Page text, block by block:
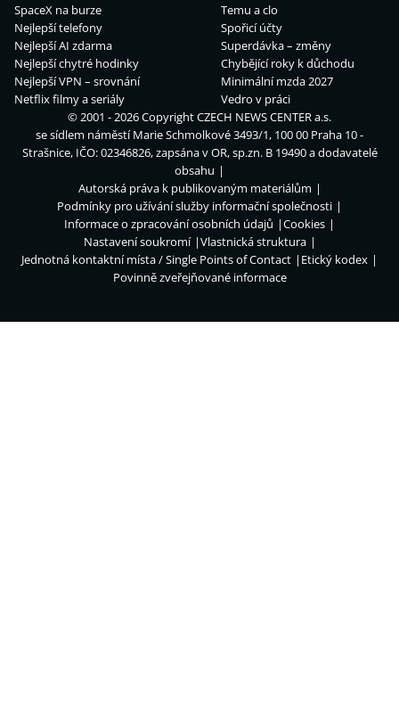
SpaceX na burze
Nejlepší telefony
Nejlepší AI zdarma
Nejlepší chytré hodinky
Nejlepší VPN – srovnání
Netflix filmy a seriály
Temu a clo
Spořicí účty
Superdávka – změny
Chybějící roky k důchodu
Minimální mzda 2027
Vedro v práci
© 2001 - 2026 CopyrightCZECH NEWS CENTER a.s.
se sídlem náměstí Marie Schmolkové 3493/1, 100 00 Praha 10 -
Strašnice, IČO: 02346826, zapsána v OR, sp.zn. B 19490 a dodavatelé
obsahu
Autorská práva k publikovaným materiálům
Podmínky pro užívání služby informační společnosti
Informace o zpracování osobních údajů
Cookies
Nastavení soukromí
Vlastnická struktura
Jednotná kontaktní místa / Single Points of Contact
Etický kodex
Povinně zveřejňované informace